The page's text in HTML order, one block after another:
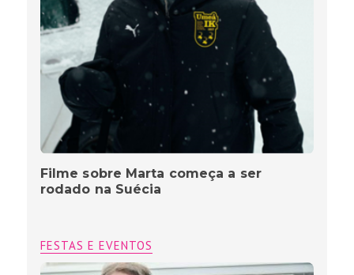
Filme sobre Marta começa a ser
rodado na Suécia
FESTAS E EVENTOS